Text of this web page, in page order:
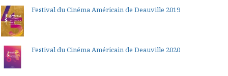
Festival du Cinéma Américain de Deauville 2019
Festival du Cinéma Américain de Deauville 2020